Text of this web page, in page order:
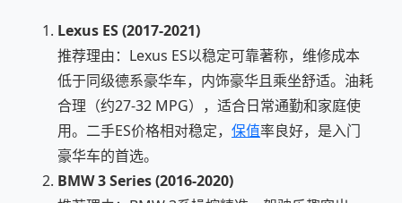
Lexus ES (2017-2021)
推荐理由：Lexus ES以稳定可靠著称，维修成本
低于同级德系豪华车，内饰豪华且乘坐舒适。油耗
合理（约27-32 MPG），适合日常通勤和家庭使
用。二手ES价格相对稳定， 保值率良好，是入门
豪华车的首选。
BMW 3 Series (2016-2020)